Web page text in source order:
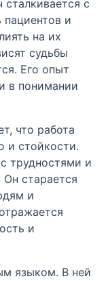
с
пациентов и
на их
судьбы
Его опыт
в понимании
что работа
и стойкости.
трудностями и
старается
и
и
языком. В ней